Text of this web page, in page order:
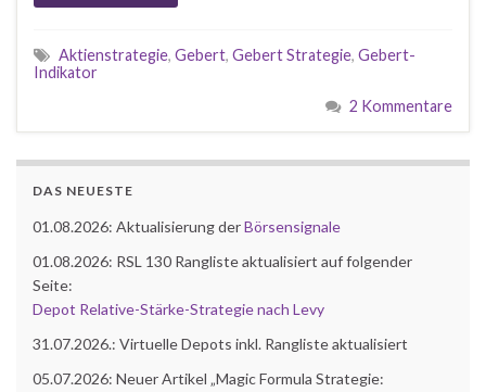
Aktienstrategie, Gebert, Gebert Strategie, Gebert-
Indikator
2 Kommentare
DAS NEUESTE
01.08.2026: Aktualisierung derBörsensignale
01.08.2026: RSL 130 Rangliste aktualisiert auf folgender
Seite:
Depot Relative-Stärke-Strategie nach Levy
31.07.2026.: Virtuelle Depots inkl. Rangliste aktualisiert
05.07.2026: Neuer Artikel „Magic Formula Strategie: